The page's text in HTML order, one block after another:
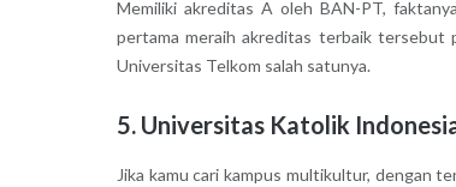
Memiliki akreditas A oleh BAN-PT,
pertama meraih akreditas terbaik tersebut
Universitas Telkom salah satunya.
5. Universitas Katolik
Jika kamu cari kampus multikultur, dengan